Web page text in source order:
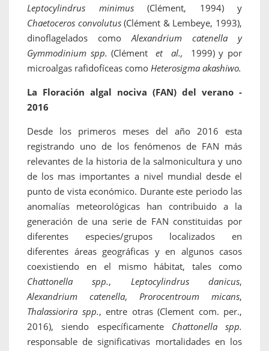
Leptocylindrus minimus(Clément, 1994) y
Chaetoceros convolutus(Clément & Lembeye, 1993),
dinoflagelados comoAlexandrium catenella y
Gymmodinium spp. (Clémentet al., 1999) y por
microalgas rafidofíceas como Heterosigma akashiwo.
La Floración algal nociva (FAN) del verano -
2016
Desde los primeros meses del año 2016 esta
registrando uno de los fenómenos de FAN más
relevantes de la historia de la salmonicultura y uno
de los mas importantes a nivel mundial desde el
punto de vista económico. Durante este periodo las
anomalías meteorológicas han contribuido a la
generación de una serie de FAN constituidas por
diferentes especies/grupos localizados en
diferentes áreas geográficas y en algunos casos
coexistiendo en el mismo hábitat, tales como
Chattonella spp., Leptocylindrus danicus,
Alexandrium catenella, Prorocentroum micans,
Thalassiorira spp., entre otras (Clement com. per.,
2016), siendo específicamente Chattonella spp.
responsable de significativas mortalidades en los